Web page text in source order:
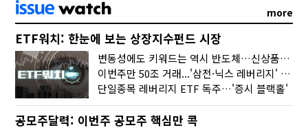
more
ETF워치: 한눈에 보는 상장지수펀드 시장
변동성에도 키워드는 역시 반도체…신상품은 우주·방산
이번주만 50조 거래...'삼전·닉스 레버리지' 수익률은 -30%
단일종목 레버리지 ETF 독주…'증시 블랙홀'
공모주달력: 이번주 공모주 핵심만 콕